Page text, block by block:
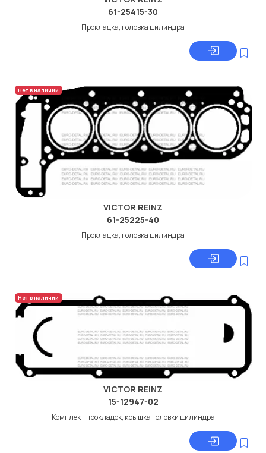
61-25415-30
Прокладка, головка цилиндра
Нет в наличии
VICTOR REINZ
61-25225-40
Прокладка, головка цилиндра
Нет в наличии
VICTOR REINZ
15-12947-02
Комплект прокладок, крышка головки цилиндра